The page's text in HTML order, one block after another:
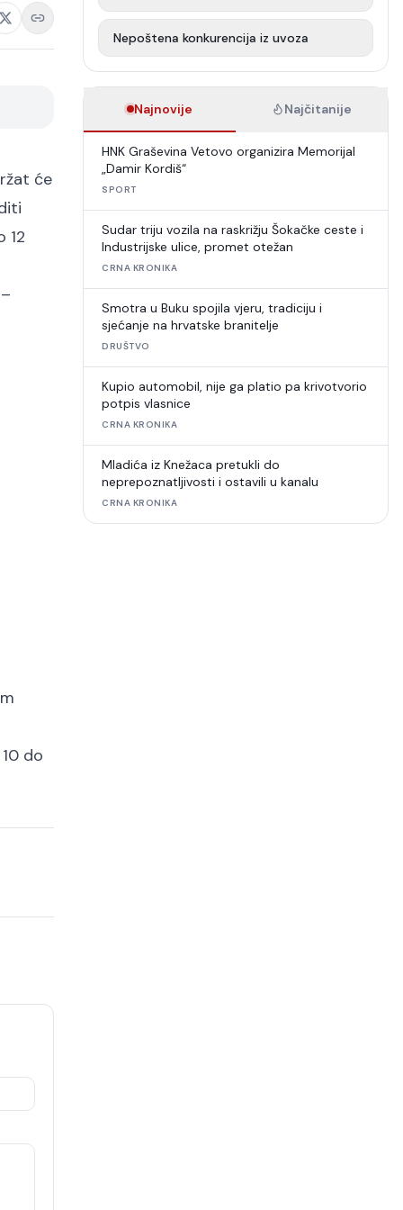
će
12
do
Nepoštena konkurencija iz uvoza
Najnovije Najčitanije
HNK Graševina Vetovo organizira Memorijal
„Damir Kordiš“
SPORT
Sudar triju vozila na raskrižju Šokačke ceste i
Industrijske ulice, promet otežan
CRNA KRONIKA
Smotra u Buku spojila vjeru, tradiciju i
sjećanje na hrvatske branitelje
DRUŠTVO
Kupio automobil, nije ga platio pa krivotvorio
potpis vlasnice
CRNA KRONIKA
Mladića iz Knežaca pretukli do
neprepoznatljivosti i ostavili u kanalu
CRNA KRONIKA